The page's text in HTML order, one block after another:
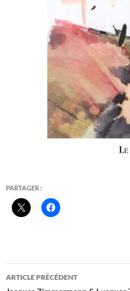
PARTAGER :
Navigation
ARTICLE PRÉCÉDENT